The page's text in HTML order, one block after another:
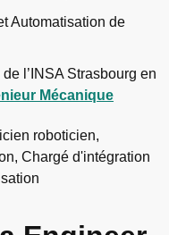
Automatisation de
l’INSA Strasbourg en
Mécanique
roboticien,
Chargé d'intégration